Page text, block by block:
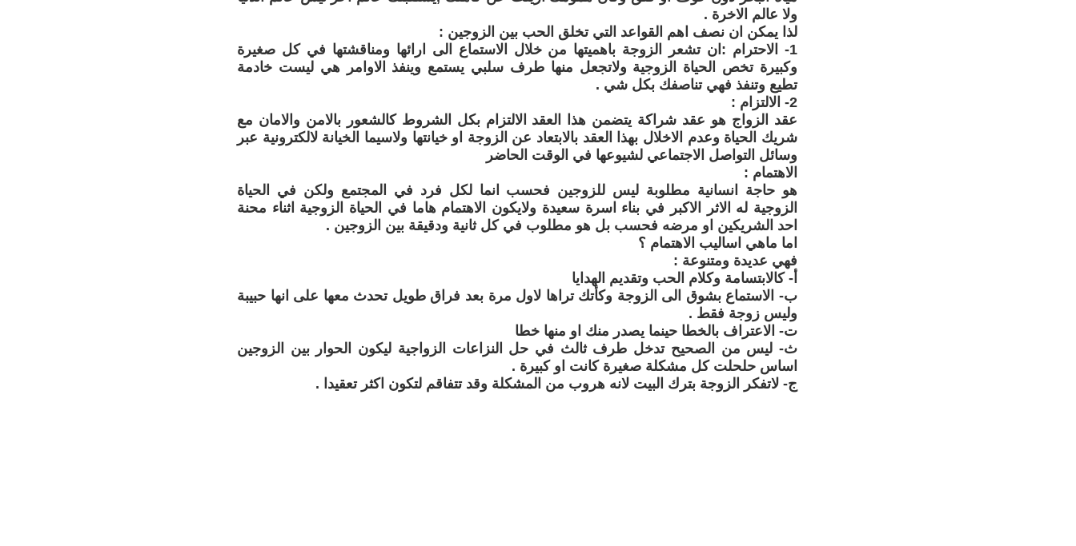
ولا عالم الاخرة .
لذا يمكن ان نصف اهم القواعد التي تخلق الحب بين الزوجين :
1- الاحترام :ان تشعر الزوجة باهميتها من خلال الاستماع الى ارائها ومناقشتها في كل صغيرة
وكبيرة تخص الحياة الزوجية ولاتجعل منها طرف سلبي يستمع وينفذ الاوامر هي ليست خادمة
تطيع وتنفذ فهي تناصفك بكل شي .
2- الالتزام :
عقد الزواج هو عقد شراكة يتضمن هذا العقد الالتزام بكل الشروط كالشعور بالامن والامان مع
شريك الحياة وعدم الاخلال بهذا العقد بالابتعاد عن الزوجة او خيانتها ولاسيما الخيانة لالكترونية عبر
وسائل التواصل الاجتماعي لشيوعها في الوقت الحاضر
الاهتمام :
هو حاجة انسانية مطلوبة ليس للزوجين فحسب انما لكل فرد في المجتمع ولكن في الحياة
الزوجية له الاثر الاكبر في بناء اسرة سعيدة ولايكون الاهتمام هاما في الحياة الزوجية اثناء محنة
احد الشريكين او مرضه فحسب بل هو مطلوب في كل ثانية ودقيقة بين الزوجين .
اما ماهي اساليب الاهتمام ؟
فهي عديدة ومتنوعة :
أ‌- كالابتسامة وكلام الحب وتقديم الهدايا
ب‌- الاستماع بشوق الى الزوجة وكأتك تراها لاول مرة بعد فراق طويل تحدث معها على انها حبيبة
وليس زوجة فقط .
ت‌- الاعتراف بالخطا حينما يصدر منك او منها خطا
ث‌- ليس من الصحيح تدخل طرف ثالث في حل النزاعات الزواجية ليكون الحوار بين الزوجين
اساس حلحلت كل مشكلة صغيرة كانت او كبيرة .
ج‌- لاتفكر الزوجة بترك البيت لانه هروب من المشكلة وقد تتفاقم لتكون اكثر تعقيدا .